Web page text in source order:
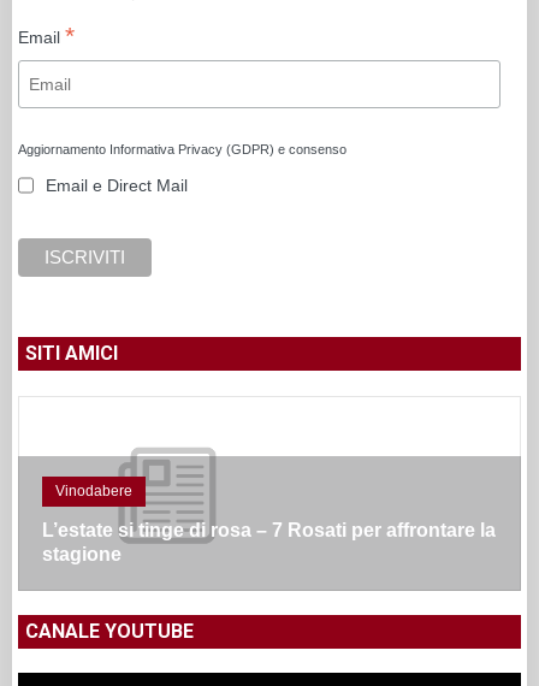
Email *
Aggiornamento Informativa Privacy (GDPR) e consenso
Email e Direct Mail
SITI AMICI
Vinodabere
L’estate si tinge di rosa – 7 Rosati per affrontare la
stagione
CANALE YOUTUBE